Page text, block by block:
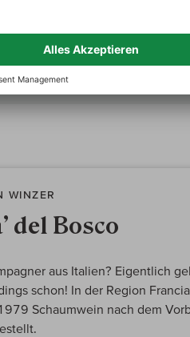
ganz zartem Gerbstoff und
Sicher einer der
WINZER
del Bosco
aus Italien? Eigentlich
schon! In der Region
Schaumwein nach dem